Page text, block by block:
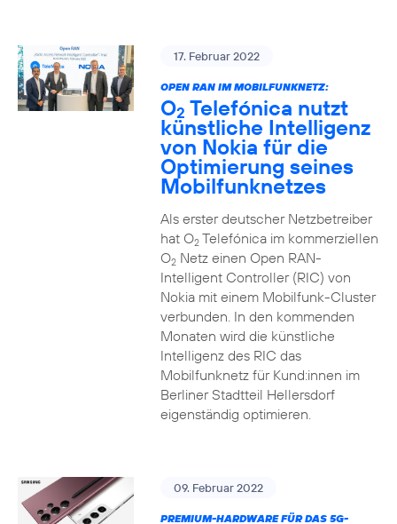
17. Februar 2022
OPEN RAN IM MOBILFUNKNETZ:
O2 Telefónica nutzt
künstliche Intelligenz
von Nokia für die
Optimierung seines
Mobilfunknetzes
Als erster deutscher Netzbetreiber
hat O2Telefónica im kommerziellen
O2Netz einen Open RAN-
Intelligent Controller (RIC) von
Nokia mit einem Mobilfunk-Cluster
verbunden. In den kommenden
Monaten wird die künstliche
Intelligenz des RIC das
Mobilfunknetz für Kund:innen im
Berliner Stadtteil Hellersdorf
eigenständig optimieren.
09. Februar 2022
PREMIUM-HARDWARE FÜR DAS 5G-